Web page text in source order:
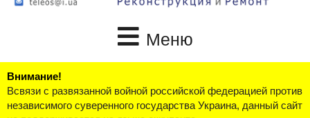
Меню
Внимание!
Всвязи с развязанной войной российской федерацией против
независимого суверенного государства Украина, данный сайт